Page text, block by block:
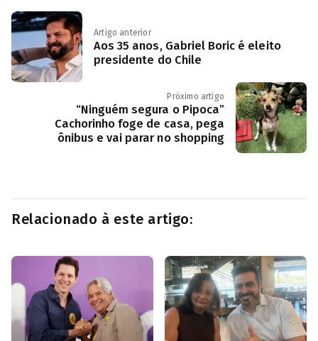
Artigo anterior
Aos 35 anos, Gabriel Boric é eleito
presidente do Chile
Próximo artigo
“Ninguém segura o Pipoca”
Cachorinho foge de casa, pega
ônibus e vai parar no shopping
Relacionado à este artigo: